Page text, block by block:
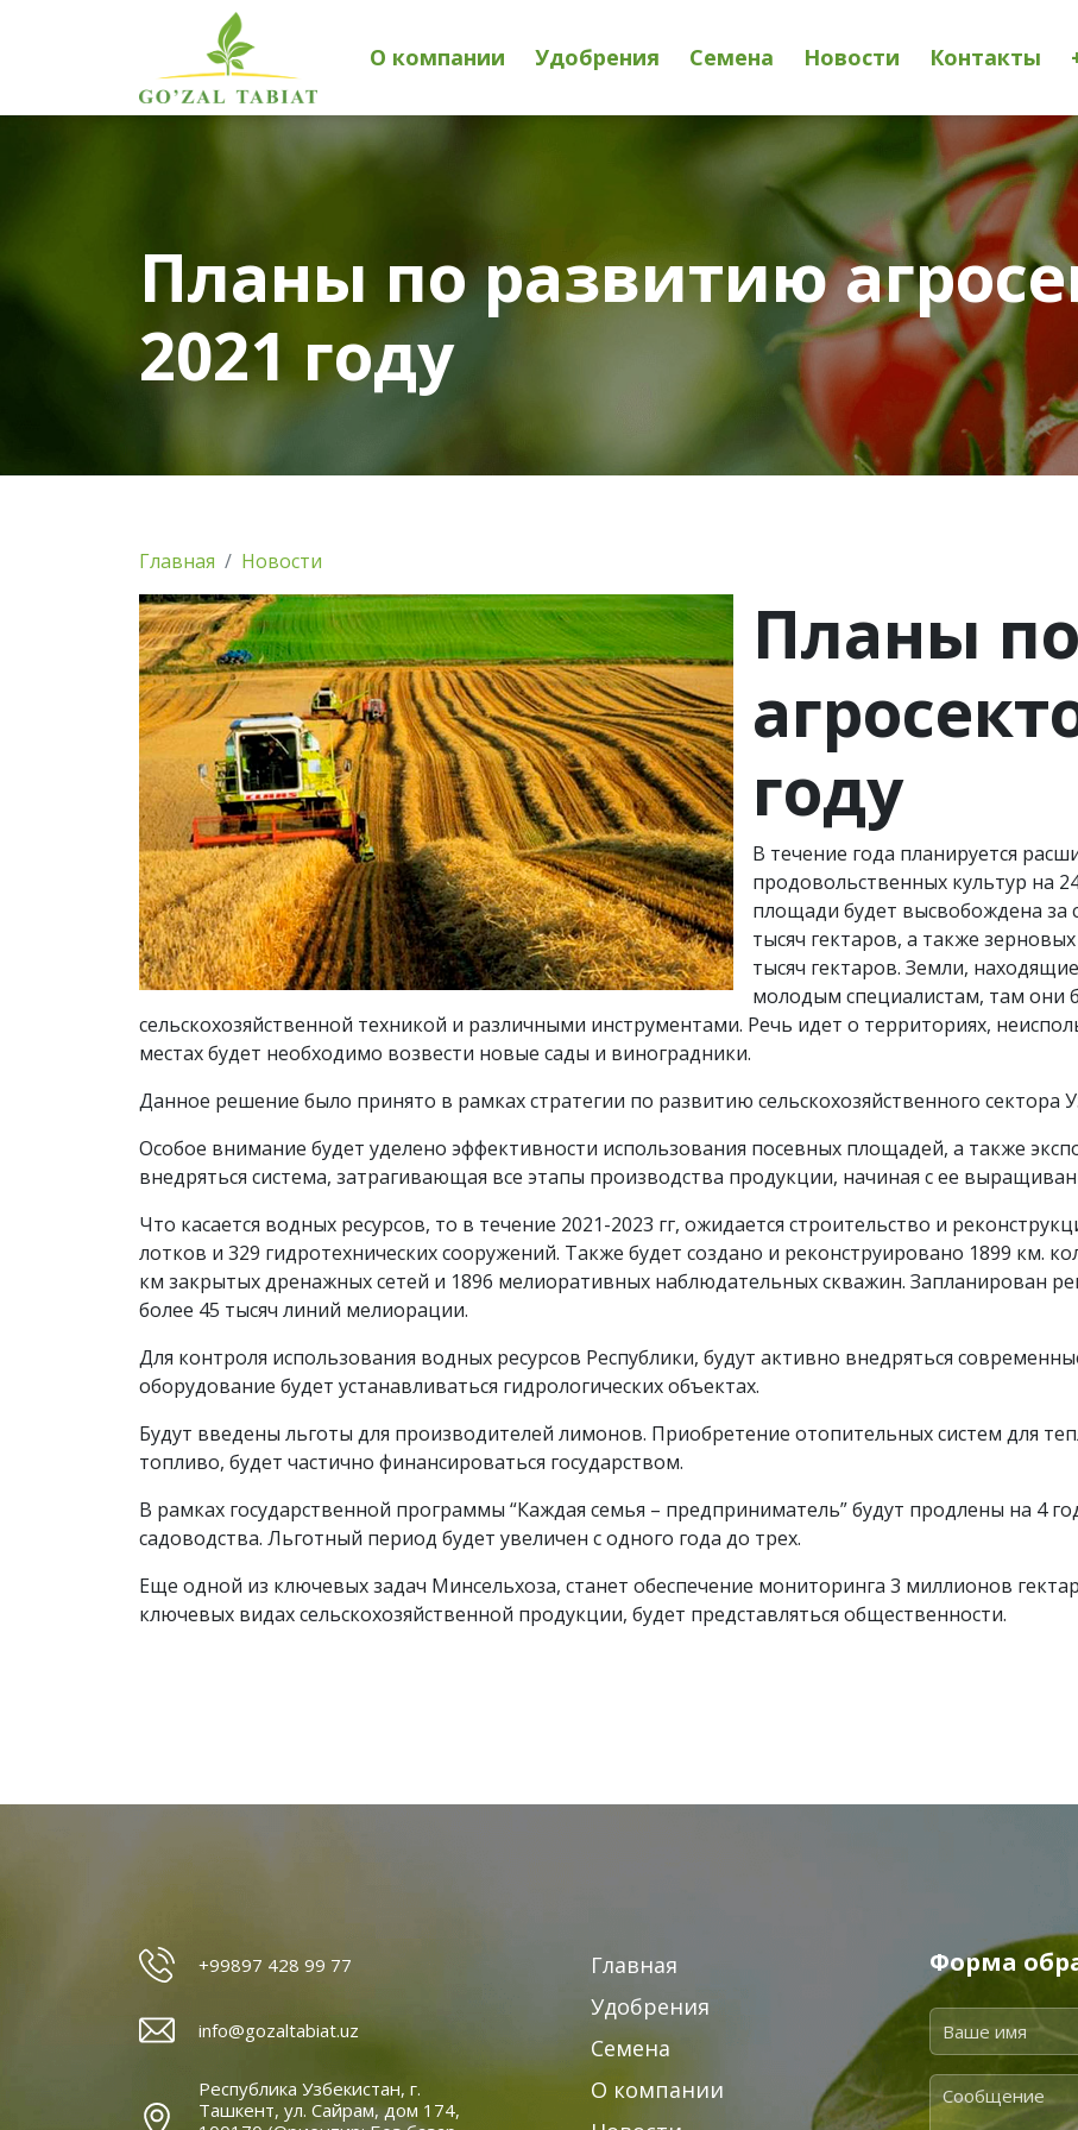
О компании Удобрения Семена Новости Контакты
Планы по развитию
2021 году
Главная Новости
Планы
году
В течение года планируется
продовольственных культур на
площади будет высвобождена за
тысяч гектаров, а также
тысяч гектаров. Земли,
молодым специалистам, там они
сельскохозяйственной техникой и различными инструментами. Речь идет о территориях,
местах будет необходимо возвести новые сады и виноградники.
Данное решение было принято в рамках стратегии по развитию сельскохозяйственного сектора
Особое внимание будет уделено эффективности использования посевных площадей, а также
внедряться система, затрагивающая все этапы производства продукции, начиная с ее
Что касается водных ресурсов, то в течение 2021-2023 гг, ожидается строительство и
лотков и 329 гидротехнических сооружений. Также будет создано и реконструировано 1899 км.
км закрытых дренажных сетей и 1896 мелиоративных наблюдательных скважин. Запланирован
более 45 тысяч линий мелиорации.
Для контроля использования водных ресурсов Республики, будут активно внедряться
оборудование будет устанавливаться гидрологических объектах.
Будут введены льготы для производителей лимонов. Приобретение отопительных систем для
топливо, будет частично финансироваться государством.
В рамках государственной программы “Каждая семья – предприниматель” будут продлены на 4
садоводства. Льготный период будет увеличен с одного года до трех.
Еще одной из ключевых задач Минсельхоза, станет обеспечение мониторинга 3 миллионов
ключевых видах сельскохозяйственной продукции, будет представляться общественности.
+99897 428 99 77
info@gozaltabiat.uz
Республика Узбекистан, г.
Ташкент, ул. Сайрам, дом 174,
Главная
Удобрения
Семена
О компании
Форма